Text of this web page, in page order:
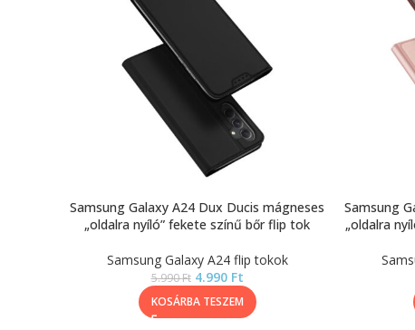
Samsung Galaxy A24 Dux Ducis mágneses
„oldalra nyíló” fekete színű bőr flip tok
Samsung Galaxy A24 flip tokok
5.990Ft 4.990 Ft
KOSÁRBA TESZEM
Samsung
„oldalra